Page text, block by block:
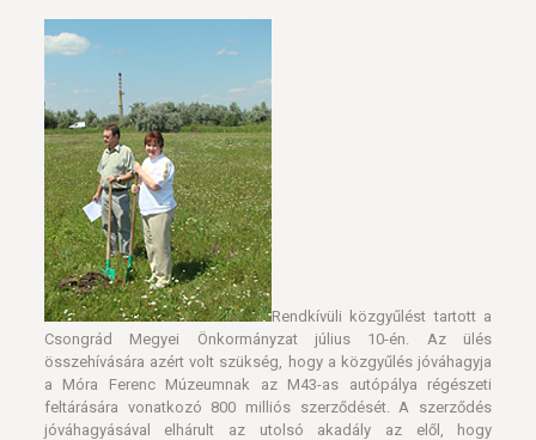
Rendkívüli közgyűlést tartott a
Csongrád Megyei Önkormányzat július 10-én. Az ülés
összehívására azért volt szükség, hogy a közgyűlés jóváhagyja
a Móra Ferenc Múzeumnak az M43-as autópálya régészeti
feltárására vonatkozó 800 milliós szerződését. A szerződés
jóváhagyásával elhárult az utolsó akadály az elől, hogy